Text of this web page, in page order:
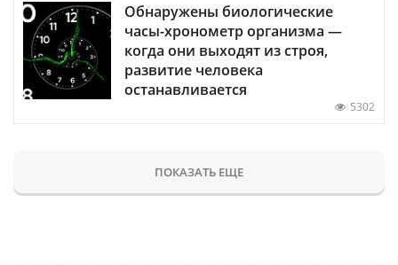
Обнаружены биологические
часы-хронометр организма —
когда они выходят из строя,
развитие человека
останавливается
5302
ПОКАЗАТЬ ЕЩЕ